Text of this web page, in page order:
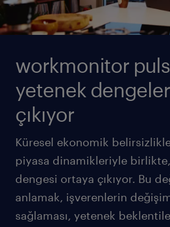
workmonitor
yetenek
çıkıyor
Küresel ekonomik
piyasa dinamikleriyle
dengesi ortaya çıkıyor. Bu
anlamak, işverenlerin
sağlaması, yetenek